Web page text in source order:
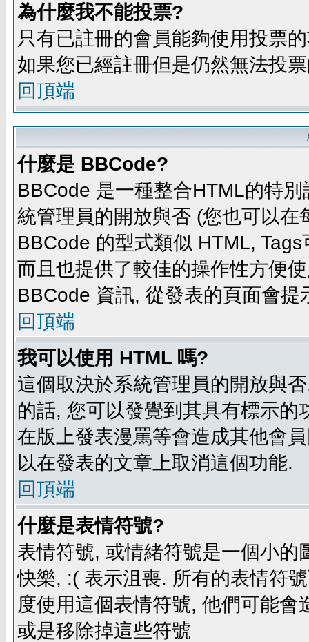
為什麼我不能投票?
只有已註冊的會員能夠使用投票
如果您已經註冊但是仍然無法投
回頂端
什麼是 BBCode?
BBCode 是一種整合HTML的特
統管理員的開放與否 (您也可以
BBCode 的型式類似 HTML,
而且也提供了較佳的操作性方便
BBCode 資訊, 從發表的頁面會提
回頂端
我可以使用 HTML 嗎?
這個取決於系統管理員的開放與
的話, 您可以發覺到其具有標示
在版上發表漫罵等會造成其他會
以在發表的文章上取消這個功能.
回頂端
什麼是表情符號?
表情符號, 或情緒符號是一個小
快樂, :( 表示沮喪. 所有的表情符
度使用這個表情符號, 他們可能
或是移除掉這些符號